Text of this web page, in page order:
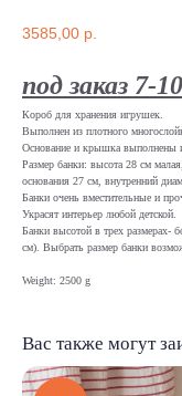
3585,00 р.
под заказ 7-
Короб для хранения игрушек.
Выполнен из плотного
Основание и крышка выполнены
Размер банки: высота 28 см
основания 27 см, внутренний
Банки очень вместительные и
Украсят интерьер любой детской.
Банки высотой в трех размерах-
см). Выбрать размер банки
Weight: 2500 g
Вас также могут